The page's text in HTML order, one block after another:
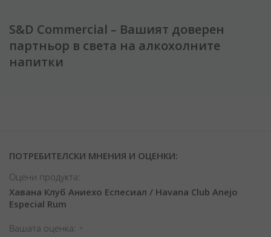
S&D Commercial – Вашият доверен
партньор в света на алкохолните
напитки
ПОТРЕБИТЕЛСКИ МНЕНИЯ И ОЦЕНКИ:
Оцени продукта:
Хавана Клуб Аниехо Еспесиал / Havana Club Anejo
Especial Rum
Вашата оценка